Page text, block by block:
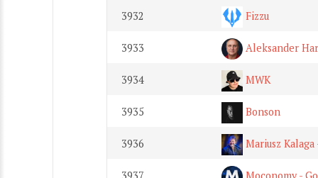
3932 Fizzu
3933 Aleksander
3934 MWK
3935 Bonson
3936 Mariusz